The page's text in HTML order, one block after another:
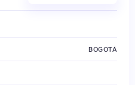
BOGOTÁ